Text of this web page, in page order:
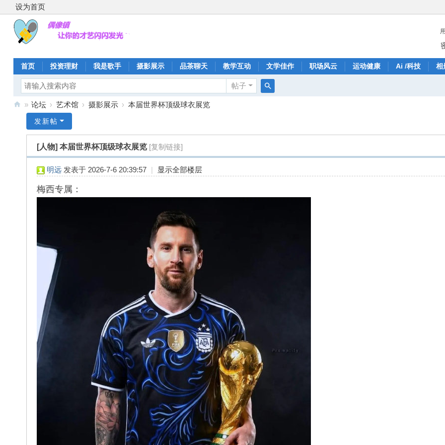
设为首页
首页 投资理财 我是歌手 摄影展示 品茶聊天 教学互动 文学佳作 职场风云 运动健康 Ai /科技 相
帖子
» 论坛 › 艺术馆 › 摄影展示 › 本届世界杯顶级球衣展览
发新帖
[人物] 本届世界杯顶级球衣展览 [复制链接]
明远 发表于 2026-7-6 20:39:57 | 显示全部楼层
梅西专属：